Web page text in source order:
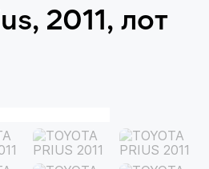
2011, лот